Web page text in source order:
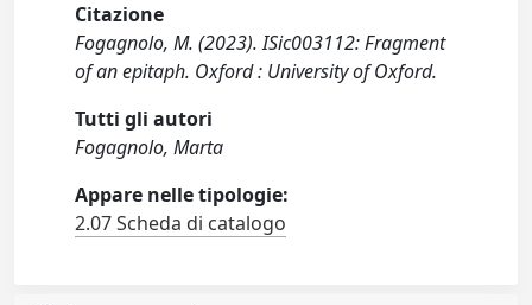
Citazione
Fogagnolo, M. (2023). ISic003112: Fragment
of an epitaph. Oxford : University of Oxford.
Tutti gli autori
Fogagnolo, Marta
Appare nelle tipologie:
2.07 Scheda di catalogo